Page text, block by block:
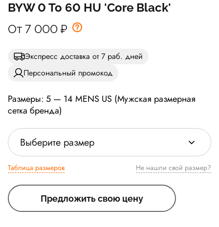
BYW 0 To 60 HU 'Core Black'
От 7 000 ₽
Экспресс доставка от 7 раб. дней
Персональный промокод
Размеры: 5 — 14 MENS US (Мужская размерная
сетка бренда)
Выберите размер
Таблица размеров Не нашли свой размер?
Предложить свою цену